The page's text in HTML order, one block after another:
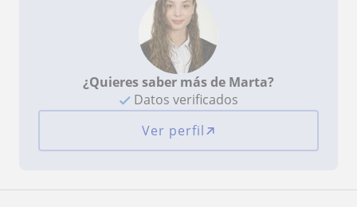
¿Quieres saber más de Marta?
Datos verificados
Ver perfil